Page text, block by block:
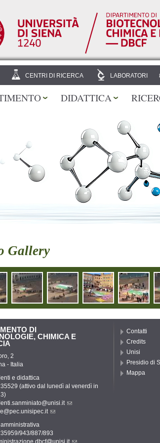
CENTRI DI RICERCA LABORATORI
DIDATTICA
Gallery
DI
CHIMICA E
2
- Italia
e didattica
(attivo dal lunedì al venerdì in
943/887/893
Contatti
Credits
Unisi
Presidio di
Mappa